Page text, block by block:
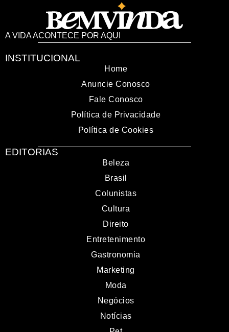
A VIDA ACONTECE POR AQUI
INSTITUCIONAL
Home
Anuncie Conosco
Fale Conosco
Política de Privacidade
Política de Cookies
EDITORIAS
Beleza
Brasil
Colunistas
Cultura
Direito
Entretenimento
Gastronomia
Marketing
Moda
Negócios
Notícias